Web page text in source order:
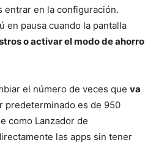
entrar en la configuración.
en pausa cuando la pantalla
o activar el modo de ahorro
el número de veces que va
predeterminado es de 950
como Lanzador de
las apps sin tener